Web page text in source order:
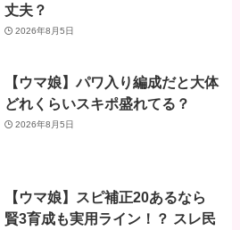
丈夫？
2026年8月5日
【ウマ娘】パワ入り編成だと大体
どれくらいスキポ盛れてる？
2026年8月5日
【ウマ娘】スピ補正20あるなら
賢3育成も実用ライン！？ スレ民